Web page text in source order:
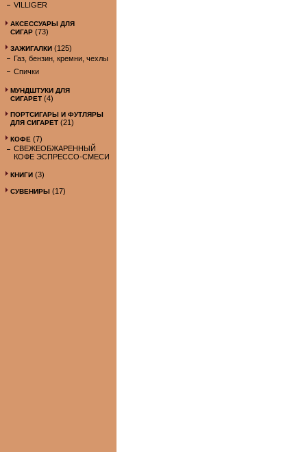
VILLIGER
АКСЕССУАРЫ ДЛЯ
СИГАР (73)
ЗАЖИГАЛКИ (125)
Газ, бензин, кремни, чехлы
Спички
МУНДШТУКИ ДЛЯ
СИГАРЕТ (4)
ПОРТСИГАРЫ И ФУТЛЯРЫ
ДЛЯ СИГАРЕТ (21)
КОФЕ (7)
СВЕЖЕОБЖАРЕННЫЙ
КОФЕ ЭСПРЕССО-СМЕСИ
КНИГИ (3)
СУВЕНИРЫ (17)